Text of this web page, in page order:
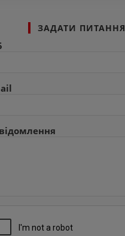
ЗАДАТИ ПИТАННЯ